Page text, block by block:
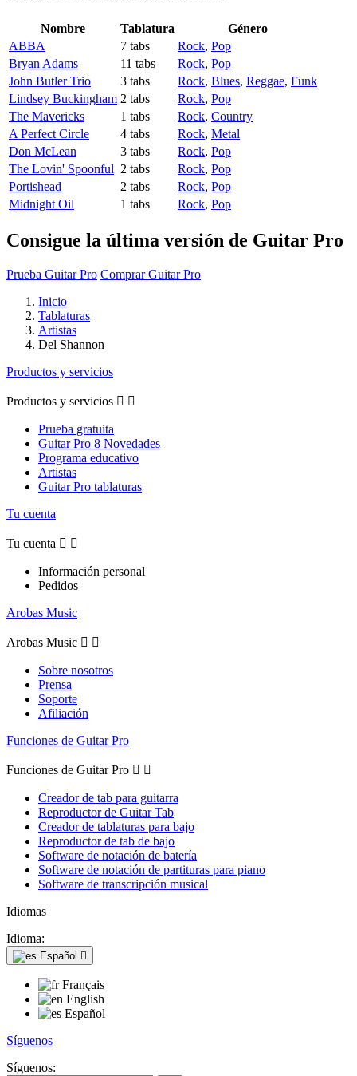
Nombre Tablatura
Género
ABBA
7 tabs Rock, Pop
Bryan Adams
11 tabs Rock, Pop
John Butler Trio
3 tabs Rock, Blues, Reggae, Funk
Lindsey Buckingham 2 tabs Rock, Pop
The Mavericks
1 tabs Rock, Country
A Perfect Circle
4 tabs Rock, Metal
Don McLean
3 tabs Rock, Pop
The Lovin' Spoonful 2 tabs Rock, Pop
Portishead
2 tabs Rock, Pop
Midnight Oil
1 tabs Rock, Pop
Consigue la última versión de Guitar Pro
Prueba Guitar Pro Comprar Guitar Pro
Inicio
Tablaturas
Artistas
Del Shannon
Productos y servicios
Productos y servicios  
Prueba gratuita
Guitar Pro 8 Novedades
Programa educativo
Artistas
Guitar Pro tablaturas
Tu cuenta
Tu cuenta  
Información personal
Pedidos
Arobas Music
Arobas Music  
Sobre nosotros
Prensa
Soporte
Afiliación
Funciones de Guitar Pro
Funciones de Guitar Pro  
Creador de tab para guitarra
Reproductor de Guitar Tab
Creador de tablaturas para bajo
Reproductor de tab de bajo
Software de notación de batería
Software de notación de partituras para piano
Software de transcripción musical
Idiomas
Idioma:
Español 
Français
English
Español
Síguenos
Síguenos: